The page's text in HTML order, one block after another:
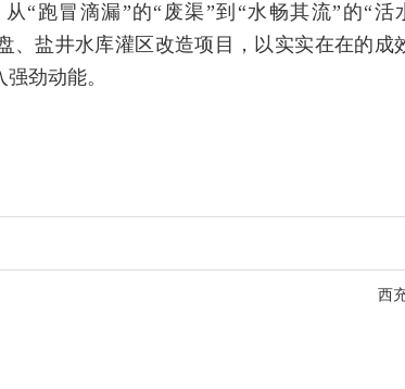
“跑冒滴漏”的“废渠”到“水畅其流”的“活
、盐井水库灌区改造项目，以实实在在的成
劲动能。
西